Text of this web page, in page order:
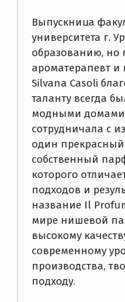
Выпускница
университета г.
образованию, но
ароматерапевт и
Silvana Casoli
таланту всегда
модными домами
сотрудничала с
один
собственный
которого
подходов и
название Il
мире нишевой
высокому
современному
производства,
подходу.